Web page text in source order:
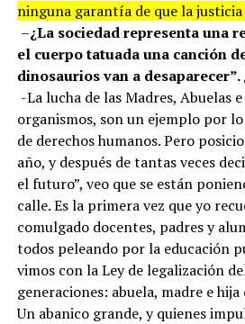
ninguna garantía de que la
–¿La sociedad representa una
el cuerpo tatuada una canción
dinosaurios van a desaparecer”.
-La lucha de las Madres, Abuelas
organismos, son un ejemplo por
de derechos humanos. Pero
año, y después de tantas veces
el futuro”, veo que se están
calle. Es la primera vez que yo
comulgado docentes, padres y
todos peleando por la educación
vimos con la Ley de legalización
generaciones: abuela, madre e
Un abanico grande, y quienes